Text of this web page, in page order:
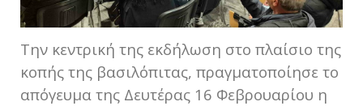
Την κεντρική της εκδήλωση στο πλαίσιο της
κοπής της βασιλόπιτας, πραγματοποίησε το
απόγευμα της Δευτέρας 16 Φεβρουαρίου η